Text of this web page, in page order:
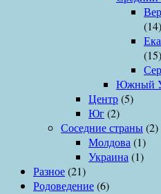
(14)
(15)
Южный
Центр(5)
Юг(2)
Соседние страны(2)
Молдова (1)
Украина (1)
Разное(21)
Родоведение(6)